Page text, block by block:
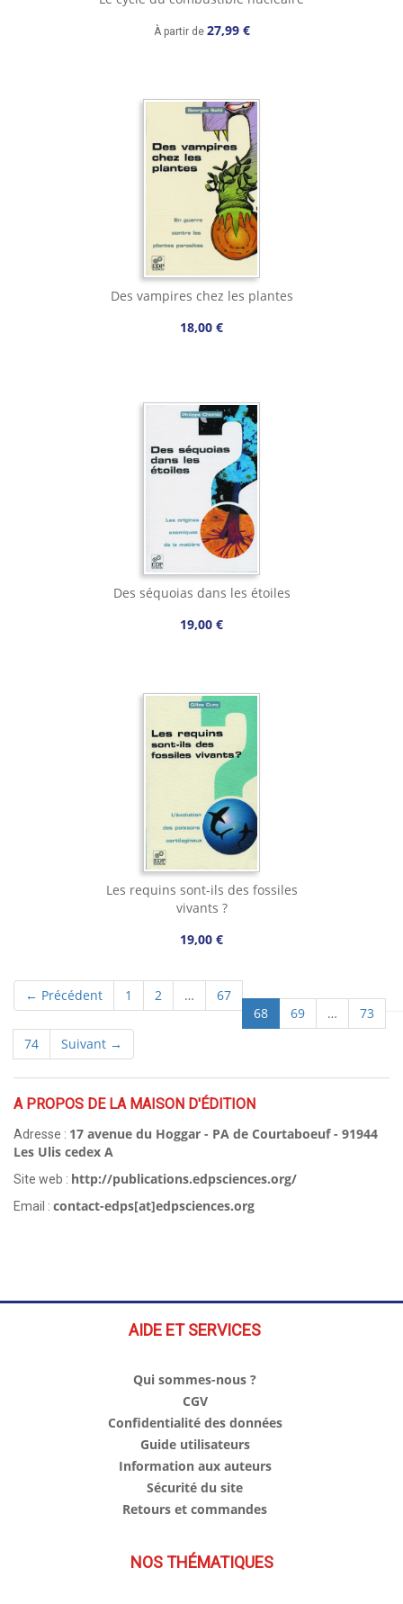
À partir de 27,99 €
Des vampires chez les plantes
18,00 €
Des séquoias dans les étoiles
19,00 €
Les requins sont-ils des fossiles
vivants ?
19,00 €
← Précédent 1 2 …
67
68(current)
69 …
73
74
Suivant →
A PROPOS DE LA MAISON D'ÉDITION
Adresse : 17 avenue du Hoggar - PA de Courtaboeuf - 91944
Les Ulis cedex A
Site web : http://publications.edpsciences.org/
Email : contact-edps[at]edpsciences.org
AIDE ET SERVICES
Qui sommes-nous ?
CGV
Confidentialité des données
Guide utilisateurs
Information aux auteurs
Sécurité du site
Retours et commandes
NOS THÉMATIQUES